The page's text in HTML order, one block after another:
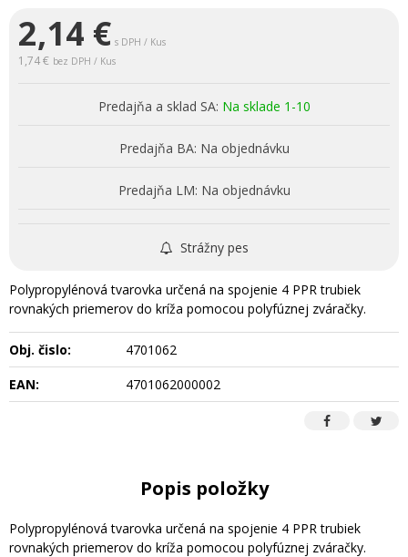
2,14 € s DPH / Kus
1,74 € bez DPH / Kus
Predajňa a sklad SA: Na sklade 1-10
Predajňa BA: Na objednávku
Predajňa LM: Na objednávku
Strážny pes
Polypropylénová tvarovka určená na spojenie 4 PPR trubiek
rovnakých priemerov do kríža pomocou polyfúznej zváračky.
Obj. čislo:
4701062
EAN:
4701062000002
Popis položky
Polypropylénová tvarovka určená na spojenie 4 PPR trubiek
rovnakých priemerov do kríža pomocou polyfúznej zváračky.